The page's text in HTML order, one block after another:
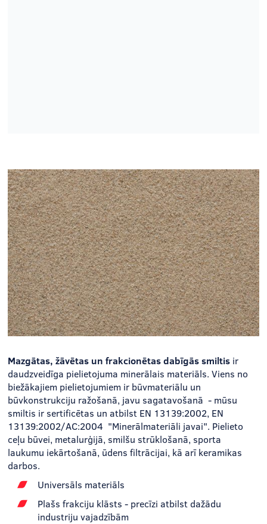
Mazgātas, žāvētas un frakcionētas dabīgās smiltis ir
daudzveidīga pielietojuma minerālais materiāls. Viens no
biežākajiem pielietojumiem ir būvmateriālu un
būvkonstrukciju ražošanā, javu sagatavošanā - mūsu
smiltis ir sertificētas un atbilst EN 13139:2002, EN
13139:2002/AC:2004 "Minerālmateriāli javai". Pielieto
ceļu būvei, metalurģijā, smilšu strūklošanā, sporta
laukumu iekārtošanā, ūdens filtrācijai, kā arī keramikas
darbos.
Universāls materiāls
Plašs frakciju klāsts - precīzi atbilst dažādu
industriju vajadzībām